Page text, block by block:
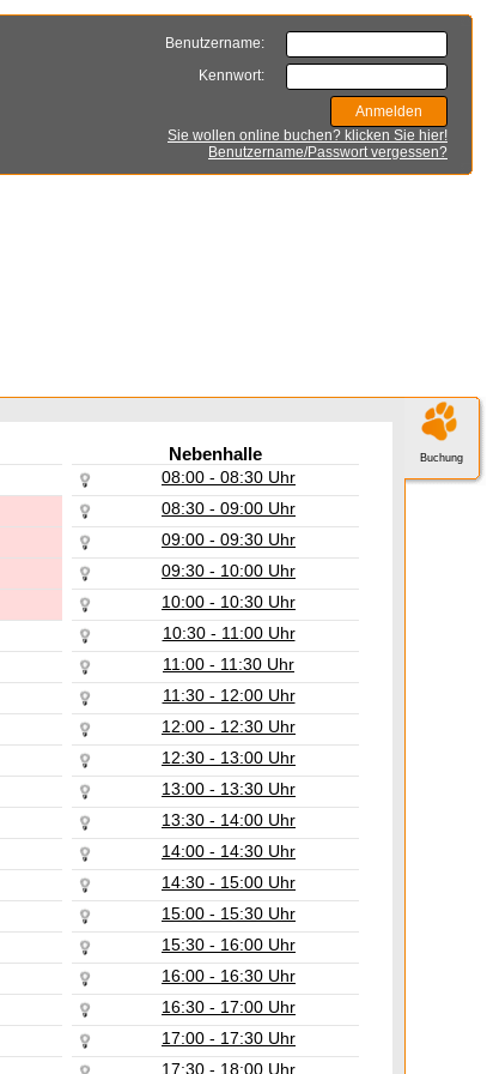
Benutzername:
Kennwort:
Sie wollen online buchen? klicken Sie hier!
Benutzername/Passwort vergessen?
Nebenhalle
08:00 - 08:30 Uhr
08:30 - 09:00 Uhr
09:00 - 09:30 Uhr
09:30 - 10:00 Uhr
10:00 - 10:30 Uhr
10:30 - 11:00 Uhr
11:00 - 11:30 Uhr
11:30 - 12:00 Uhr
12:00 - 12:30 Uhr
12:30 - 13:00 Uhr
13:00 - 13:30 Uhr
13:30 - 14:00 Uhr
14:00 - 14:30 Uhr
14:30 - 15:00 Uhr
15:00 - 15:30 Uhr
15:30 - 16:00 Uhr
16:00 - 16:30 Uhr
16:30 - 17:00 Uhr
17:00 - 17:30 Uhr
17:30 - 18:00 Uhr
Buchung